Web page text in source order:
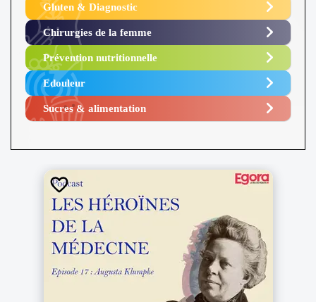
Gluten & Diagnostic
Chirurgies de la femme
Prévention nutritionnelle
Edouleur​
Sucres & alimentation​